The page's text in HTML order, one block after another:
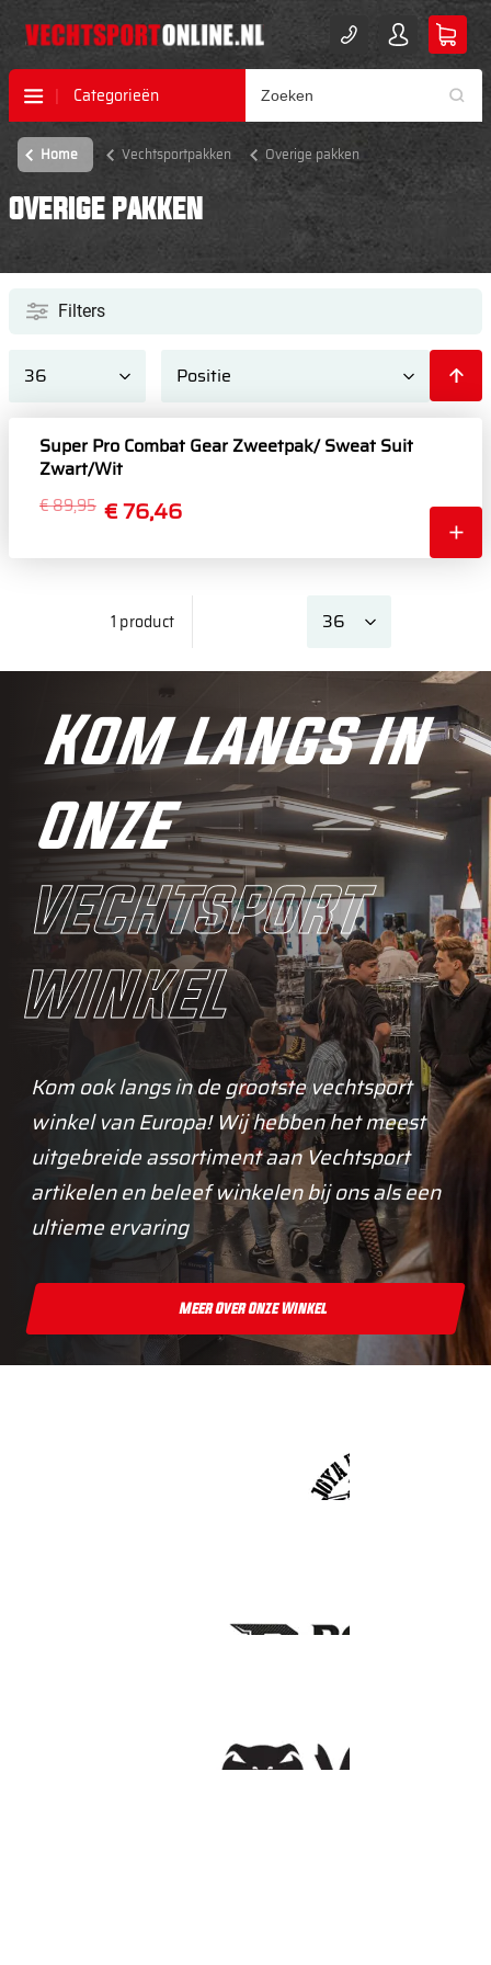
Categorieën
Home Vechtsportpakken Overige pakken
OVERIGE PAKKEN
Filters
Super Pro Combat Gear Zweetpak/ Sweat Suit
Zwart/Wit
€ 76,46
€ 89,95
1 product
Kom langs in
onze
vechtsport
winkel
Kom ook langs in de grootste vechtsport
winkel van Europa! Wij hebben het meest
uitgebreide assortiment aan Vechtsport
artikelen en beleef winkelen bij ons als een
ultieme ervaring
Meer Over Onze Winkel